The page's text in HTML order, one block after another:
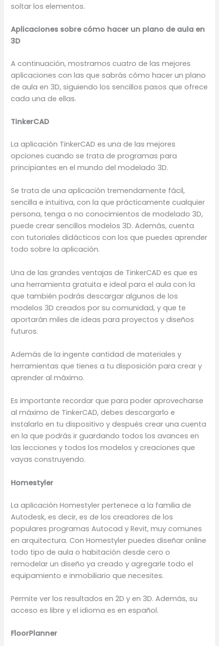
soltar los elementos.
Aplicaciones sobre cómo hacer un plano de aula en
3D
A continuación, mostramos cuatro de las mejores
aplicaciones con las que sabrás cómo hacer un plano
de aula en 3D, siguiendo los sencillos pasos que ofrece
cada una de ellas.
TinkerCAD
La aplicación TinkerCAD es una de las mejores
opciones cuando se trata de programas para
principiantes en el mundo del modelado 3D.
Se trata de una aplicación tremendamente fácil,
sencilla e intuitiva, con la que prácticamente cualquier
persona, tenga o no conocimientos de modelado 3D,
puede crear sencillos modelos 3D. Además, cuenta
con tutoriales didácticos con los que puedes aprender
todo sobre la aplicación.
Una de las grandes ventajas de TinkerCAD es que es
una herramienta gratuita e ideal para el aula con la
que también podrás descargar algunos de los
modelos 3D creados por su comunidad, y que te
aportarán miles de ideas para proyectos y diseños
futuros.
Además de la ingente cantidad de materiales y
herramientas que tienes a tu disposición para crear y
aprender al máximo.
Es importante recordar que para poder aprovecharse
al máximo de TinkerCAD, debes descargarlo e
instalarlo en tu dispositivo y después crear una cuenta
en la que podrás ir guardando todos los avances en
las lecciones y todos los modelos y creaciones que
vayas construyendo.
Homestyler
La aplicación Homestyler pertenece a la familia de
Autodesk, es decir, es de los creadores de los
populares programas Autocad y Revit, muy comunes
en arquitectura. Con Homestyler puedes diseñar online
todo tipo de aula o habitación desde cero o
remodelar un diseño ya creado y agregarle todo el
equipamiento e inmobiliario que necesites.
Permite ver los resultados en 2D y en 3D. Además, su
acceso es libre y el idioma es en español.
FloorPlanner